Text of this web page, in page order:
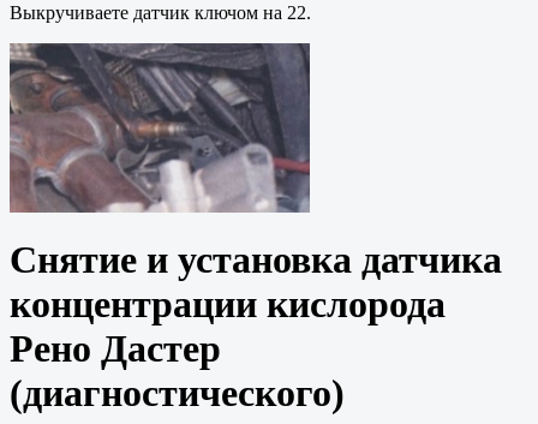
Выкручиваете датчик ключом на 22.
Снятие и установка датчика
концентрации кислорода
Рено Дастер
(диагностического)